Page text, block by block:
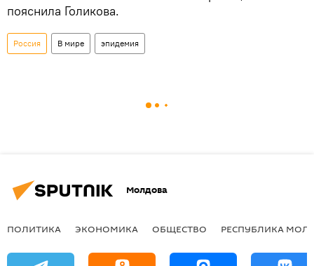
пояснила Голикова.
Россия В мире эпидемия
Молдова
ПОЛИТИКА ЭКОНОМИКА ОБЩЕСТВО РЕСПУБЛИКА